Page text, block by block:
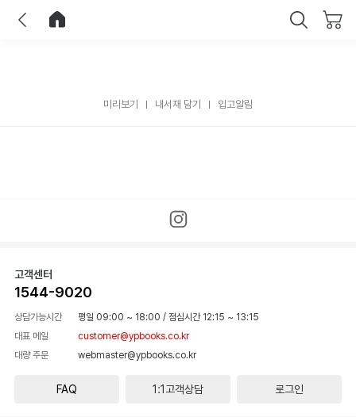
미리보기 내서재 담기 입고알림
고객센터
1544-9020
상담가능시간 평일 09:00 ~ 18:00 / 점심시간 12:15 ~ 13:15
대표 메일
customer@ypbooks.co.kr
대량 주문
webmaster@ypbooks.co.kr
FAQ 1:1고객상담 로그인